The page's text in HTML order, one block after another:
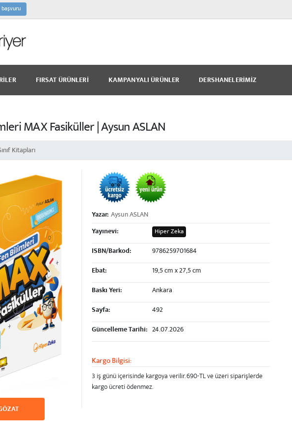
başvuru
FIRSAT ÜRÜNLERI KAMPANYALI ÜRÜNLER DERSHANELERIMIZ
MAX Fasiküller | Aysun ASLAN
Kitapları
Yazar: Aysun ASLAN
Yayınevi:
Hiper Zeka
ISBN/Barkod:
9786259701684
Ebat:
19,5 cm x 27,5 cm
Baskı Yeri:
Ankara
Sayfa:
492
Güncelleme Tarihi: 24.07.2026
Kargo Bilgisi:
3 iş günü içerisinde kargoya verilir.690-TL ve üzerisiparişlerde
kargo ücreti ödenmez.